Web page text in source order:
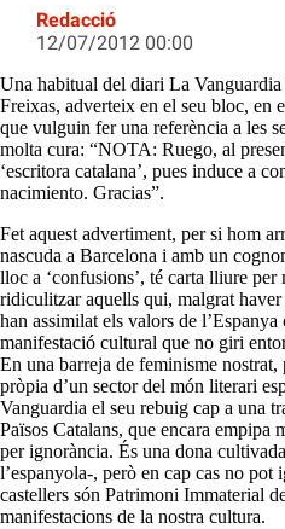
Redacció
12/07/2012 00:00
Una habitual del diari La
Freixas, adverteix en el seu bloc, en
que vulguin fer una referència a les
molta cura: “NOTA: Ruego, al
‘escritora catalana’, pues induce a
nacimiento. Gracias”.
Fet aquest advertiment, per si hom
nascuda a Barcelona i amb un
lloc a ‘confusions’, té carta lliure
ridiculitzar aquells qui, malgrat
han assimilat els valors de
manifestació cultural que no giri
En una barreja de feminisme
pròpia d’un sector del món literari
Vanguardia el seu rebuig cap a una
Països Catalans, que encara empipa
per ignorància. És una dona
l’espanyola-, però en cap cas no pot
castellers són Patrimoni Immaterial
manifestacions de la nostra cultura.